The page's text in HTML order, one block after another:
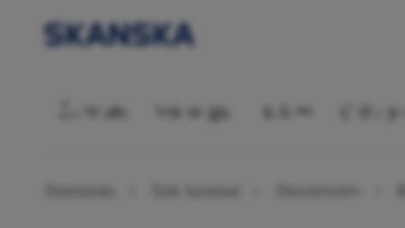
Översikt Visningar Bilder Ditt